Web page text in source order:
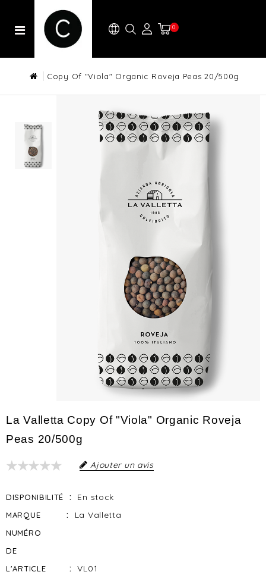
0
Copy Of "Viola" Organic Roveja Peas 20/500g
La Valletta Copy Of "Viola" Organic Roveja
Peas 20/500g
Ajouter un avis
DISPONIBILITÉ En stock
MARQUE La Valletta
NUMÉRO
DE
L'ARTICLE
VL01